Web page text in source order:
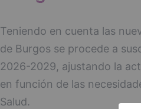
Teniendo en cuenta las
de Burgos se procede a
2026-2029, ajustando la
en función de las
Salud.